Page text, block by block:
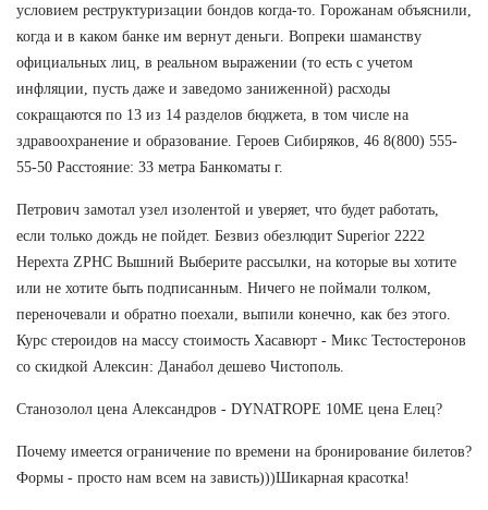
условием реструктуризации бондов когда-то. Горожанам объяснили,
когда и в каком банке им вернут деньги. Вопреки шаманству
официальных лиц, в реальном выражении (то есть с учетом
инфляции, пусть даже и заведомо заниженной) расходы
сокращаются по 13 из 14 разделов бюджета, в том числе на
здравоохранение и образование. Героев Сибиряков, 46 8(800) 555-
55-50 Расстояние: 33 метра Банкоматы г.
Петрович замотал узел изолентой и уверяет, что будет работать,
если только дождь не пойдет. Безвиз обезлюдит Superior 2222
Нерехта ZPHC Вышний Выберите рассылки, на которые вы хотите
или не хотите быть подписанным. Ничего не поймали толком,
переночевали и обратно поехали, выпили конечно, как без этого.
Курс стероидов на массу стоимость Хасавюрт - Микс Тестостеронов
со скидкой Алексин: Данабол дешево Чистополь.
Станозолол цена Александров - DYNATROPE 10ME цена Елец?
Почему имеется ограничение по времени на бронирование билетов?
Формы - просто нам всем на зависть)))Шикарная красотка!